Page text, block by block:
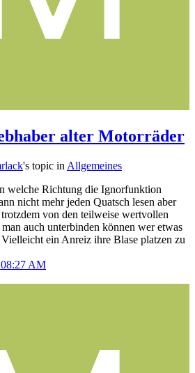
alter Motorräder
's topic in Allgemeines
welche Richtung die Ignorfunktion
nicht mehr jeden Quatsch lesen aber
von den teilweise wertvollen
auch unterbinden können wer etwas
ein Anreiz ihre Blase platzen zu
08:27 AM